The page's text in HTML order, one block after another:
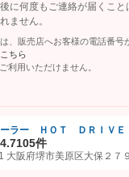
に何度もご連絡が届くこ
ません。
、販売店へお客様の電話番号
こちら
利用いただけません。
ネットを友だち追加してか
ラー ＨＯＴ ＤＲＩＶＥ
4.7105件
大阪府堺市美原区大保２７